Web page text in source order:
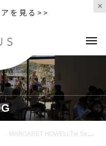
を見る>>
．MARGARET HOWELLTie Serise.ネクタイも秋色。．くわしくは@haus_howell へ．．#margarethowell #tie serise#walkers wool silk Tie#walkers #tie#ネクタイ#hausmatsue #島根#松江